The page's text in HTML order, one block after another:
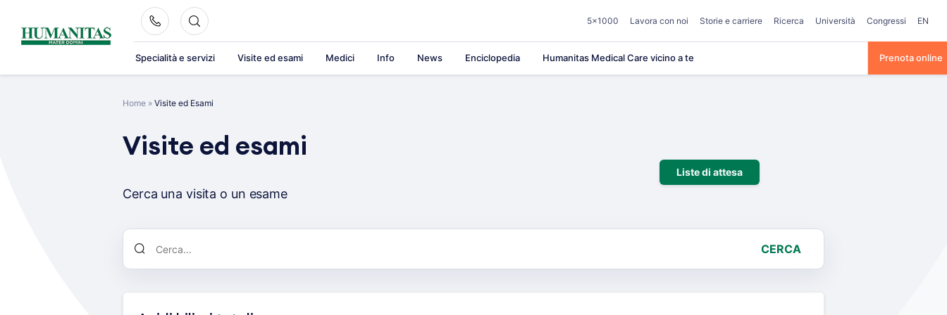
content
5×1000 Lavora con noi Storie e carriere Ricerca Università Congressi EN
Specialità e servizi Visite ed esami Medici Info News Enciclopedia Humanitas Medical Care vicino a te Prenota online
Home » Visite ed Esami
Visite ed esami
Cerca una visita o un esame
Liste di attesa
CERCA